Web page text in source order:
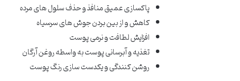
پاکسازی عمیق منافذ و حذف سلول های مرده
کاهش و از بین بردن جوش های سرسیاه
افزایش لطافت و نرمی پوست
تغذیه و آبرسانی پوست به واسطه روغن آرگان
روشن کنندگی و یکدست سازی رنگ پوست